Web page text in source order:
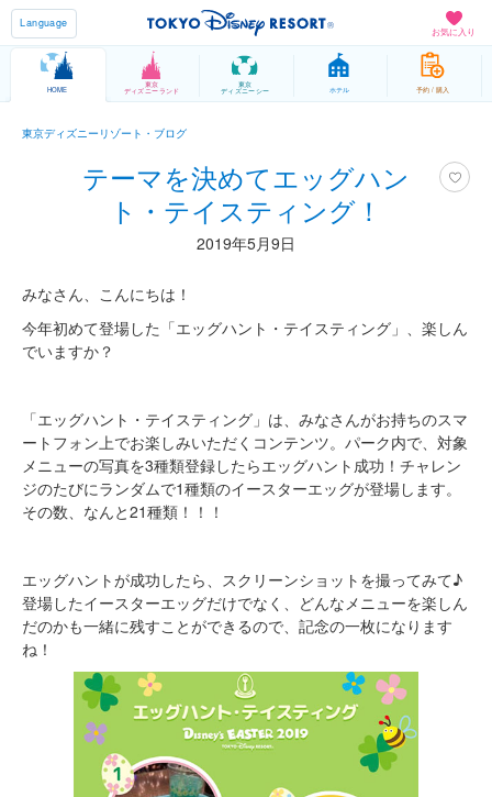
お気に入り
Language
HOME
東京
ディズニーランド
東京
ディズニーシー ホテル 予約 / 購入
東京ディズニーリゾート・ブログ
テーマを決めてエッグハン
ト・テイスティング！
2019年5月9日
みなさん、こんにちは！
今年初めて登場した「エッグハント・テイスティング」、楽しん
でいますか？
「エッグハント・テイスティング」は、みなさんがお持ちのスマ
ートフォン上でお楽しみいただくコンテンツ。パーク内で、対象
メニューの写真を3種類登録したらエッグハント成功！チャレン
ジのたびにランダムで1種類のイースターエッグが登場します。
その数、なんと21種類！！！
エッグハントが成功したら、スクリーンショットを撮ってみて♪
登場したイースターエッグだけでなく、どんなメニューを楽しん
だのかも一緒に残すことができるので、記念の一枚になります
ね！